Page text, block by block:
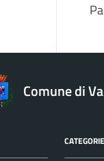
Comune di